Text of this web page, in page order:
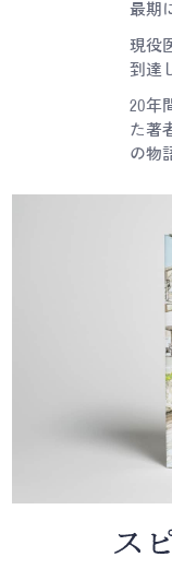
最期
現役
到達
20年
た著
の物